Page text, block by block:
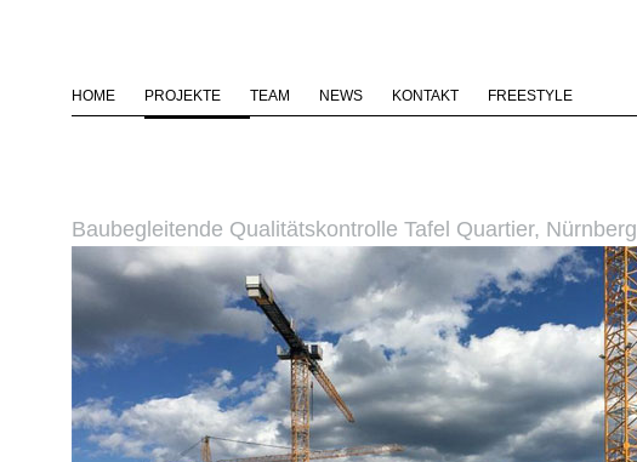
HOME PROJEKTE TEAM NEWS KONTAKT FREESTYLE
Baubegleitende Qualitätskontrolle Tafel Quartier, Nürnberg